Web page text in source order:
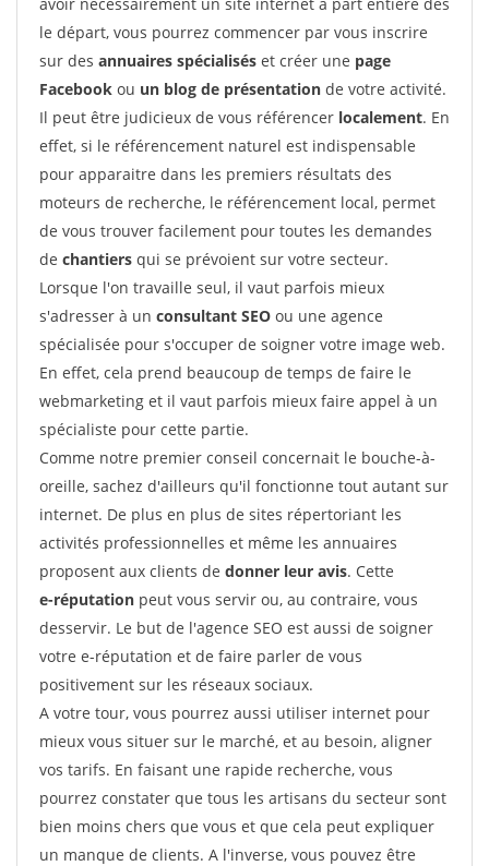
le départ, vous pourrez commencer par vous inscrire
sur des annuaires spécialisés et créer une page
Facebook ou un blog de présentation de votre activité.
Il peut être judicieux de vous référencer localement. En
effet, si le référencement naturel est indispensable
pour apparaitre dans les premiers résultats des
moteurs de recherche, le référencement local, permet
de vous trouver facilement pour toutes les demandes
de chantiers qui se prévoient sur votre secteur.
Lorsque l'on travaille seul, il vaut parfois mieux
s'adresser à un consultant SEO ou une agence
spécialisée pour s'occuper de soigner votre image web.
En effet, cela prend beaucoup de temps de faire le
webmarketing et il vaut parfois mieux faire appel à un
spécialiste pour cette partie.
Comme notre premier conseil concernait le bouche-à-
oreille, sachez d'ailleurs qu'il fonctionne tout autant sur
internet. De plus en plus de sites répertoriant les
activités professionnelles et même les annuaires
proposent aux clients de donner leur avis. Cette
e-réputation peut vous servir ou, au contraire, vous
desservir. Le but de l'agence SEO est aussi de soigner
votre e-réputation et de faire parler de vous
positivement sur les réseaux sociaux.
A votre tour, vous pourrez aussi utiliser internet pour
mieux vous situer sur le marché, et au besoin, aligner
vos tarifs. En faisant une rapide recherche, vous
pourrez constater que tous les artisans du secteur sont
bien moins chers que vous et que cela peut expliquer
un manque de clients. A l'inverse, vous pouvez être